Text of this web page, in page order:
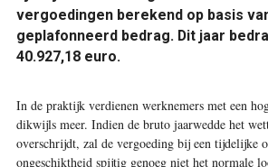
vergoedingen berekend op basis
geplafonneerd bedrag. Dit jaar
40.927,18 euro.
In de praktijk verdienen werknemers met een
dikwijls meer. Indien de bruto jaarwedde het
overschrijdt, zal de vergoeding bij een tijdelijke
ongeschiktheid spijtig genoeg niet het normale